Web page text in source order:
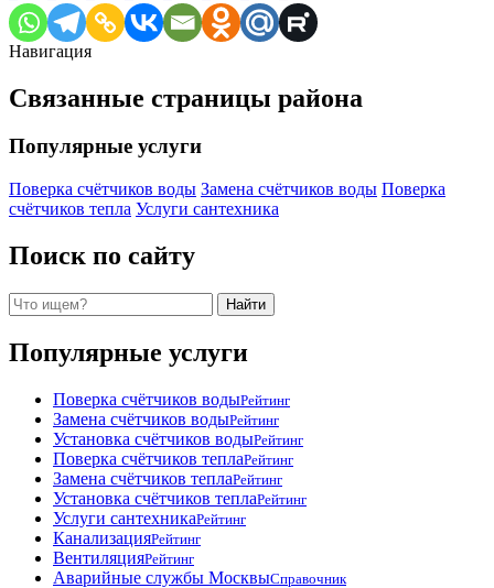
Навигация
Связанные страницы района
Популярные услуги
Поверка счётчиков воды Замена счётчиков воды Поверка
счётчиков тепла Услуги сантехника
Поиск по сайту
Поиск Найти
Популярные услуги
Поверка счётчиков водыРейтинг
Замена счётчиков водыРейтинг
Установка счётчиков водыРейтинг
Поверка счётчиков теплаРейтинг
Замена счётчиков теплаРейтинг
Установка счётчиков теплаРейтинг
Услуги сантехникаРейтинг
КанализацияРейтинг
ВентиляцияРейтинг
Аварийные службы МосквыСправочник